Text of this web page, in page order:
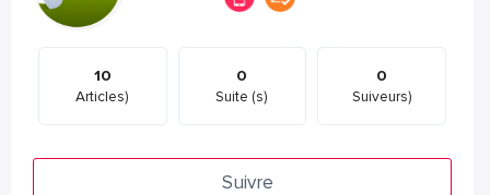
10
Articles)
0
Suite (s)
0
Suiveurs)
Suivre